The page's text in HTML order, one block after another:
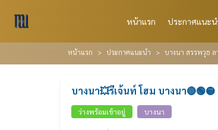
หน้าแรก ประกาศแนะน
หน้าแรก ประกาศแนะนำ บางนา สรรพวุธ ล
บางนา💥รีเจ้นท์ โฮม บางนา🔴🟢🟡
ว่างพร้อมเข้าอยู่ บางนา